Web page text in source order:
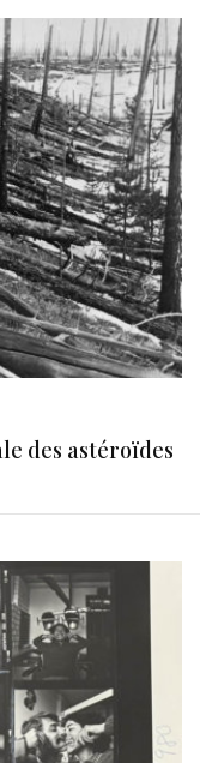
des astéroïdes